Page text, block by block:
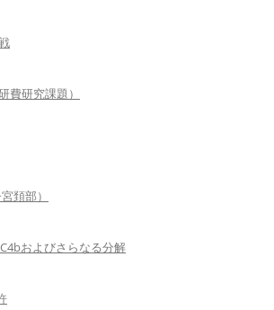
費研究課題）
頚部）
およびさらなる分解